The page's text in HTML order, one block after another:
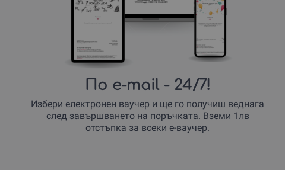
По e-mail- 24/7!
Избери електронен ваучер и ще го получиш веднага
след завършването на поръчката. Вземи 1лв
отстъпка за всеки е-ваучер.